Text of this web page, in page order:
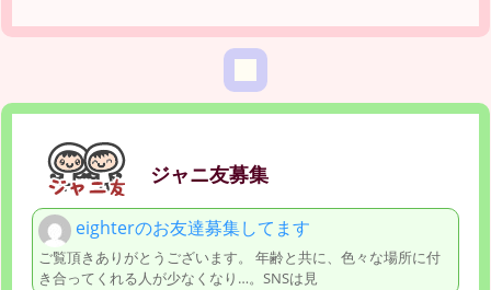
ジャニ友募集
eighterのお友達募集してます
ご覧頂きありがとうございます。 年齢と共に、色々な場所に付
き合ってくれる人が少なくなり…。SNSは見